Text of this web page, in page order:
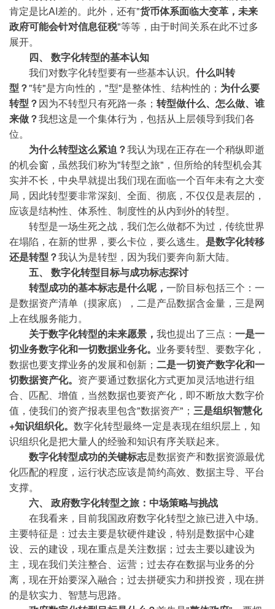
肯定是比AI差的。此外，还有"货币体系面临大变革，未来
政府可能会针对信息征税"等等，由于时间关系在此不过多
展开。
四、 数字化转型的基本认知
我们对数字化转型要有一些基本认识。 什么叫转
型？"转"是方向性的，"型"是整体性、结构性的； 为什么要
转型？因为不转型只有死路一条； 转型做什么、怎么做、谁
来做？我想这是一个集体行为，包括从上层领导到我们各
位。
为什么转型这么紧迫？我认为现在正存在一个稍纵即逝
的机会窗，虽然我们称为"转型之旅"，但所给的转型机会其
实并不长，中央早就提出我们现在面临一个百年未有之大变
局，因此转型要非常深刻、全面、彻底，不仅仅是表层的，
应该是结构性、体系性、制度性的从内到外的转型。
转型是一场生死之战，我们怎么做都不为过，传统世界
在塌陷，在新的世界，要么卡位，要么逃生。 是数字化转移
还是转型？我认为是转型，因为我们要奔向新大陆。
五、 数字化转型目标与成功标志探讨
转型成功的基本标志是什么呢， 一阶目标包括三个：一
是数据资产清单（摸家底），二是产品数据含金量，三是网
上在线服务能力。
关于数字化转型的未来愿景， 我也提出了三点： 一是一
切业务数字化和一切数据业务化。 业务要转型、要数字化，
数据也要支撑业务的发展和创新； 二是一切资产数字化和一
切数据资产化。 资产要通过数据化方式更加灵活地进行组
合、匹配、增值，当然数据也要资产化，即不断放大数字价
值，使我们的资产报表里包含"数据资产"； 三是组织智慧化
+知识组织化。 数字化转型最终一定是表现在组织层上，知
识组织化是把大量人的经验和知识有序关联起来。
数字化转型成功的关键标志是数据资产和数据资源最优
化匹配的程度，运行状态应该是简约高效、数据主导、平台
支撑。
六、 政府数字化转型之旅：中场策略与挑战
在我看来，目前我国政府数字化转型之旅已进入中场。
主要特征是：过去主要是软硬件建设，特别是数据中心建
设、云的建设，现在重点是关注数据；过去主要以建设为
主，现在我们关注整合、运营；过去存在数据与业务的分
离，现在开始要深入融合；过去拼硬实力和拼投资，现在拼
的是软实力、智慧与思路。